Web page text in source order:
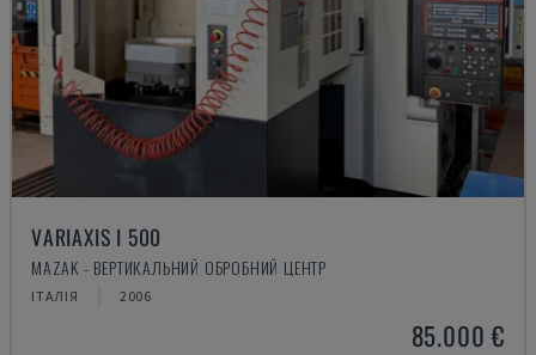
VARIAXIS I 500
MAZAK - ВЕРТИКАЛЬНИЙ ОБРОБНИЙ ЦЕНТР
ІТАЛІЯ 2006
85.000 €